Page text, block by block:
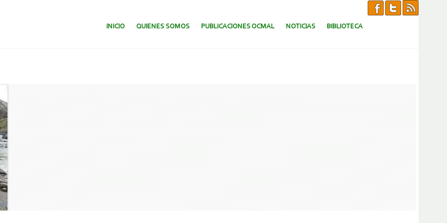
SALTAR AL CONTENIDO.
INICIO QUIENES SOMOS PUBLICACIONES OCMAL NOTICIAS BIBLIOTECA